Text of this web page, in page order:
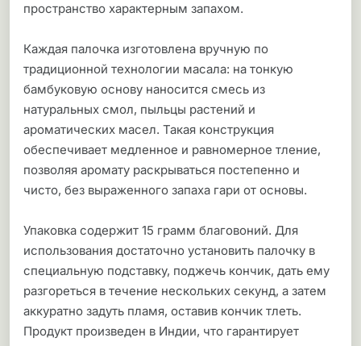
пространство характерным запахом.
Каждая палочка изготовлена вручную по
традиционной технологии масала: на тонкую
бамбуковую основу наносится смесь из
натуральных смол, пыльцы растений и
ароматических масел. Такая конструкция
обеспечивает медленное и равномерное тление,
позволяя аромату раскрываться постепенно и
чисто, без выраженного запаха гари от основы.
Упаковка содержит 15 грамм благовоний. Для
использования достаточно установить палочку в
специальную подставку, поджечь кончик, дать ему
разгореться в течение нескольких секунд, а затем
аккуратно задуть пламя, оставив кончик тлеть.
Продукт произведен в Индии, что гарантирует